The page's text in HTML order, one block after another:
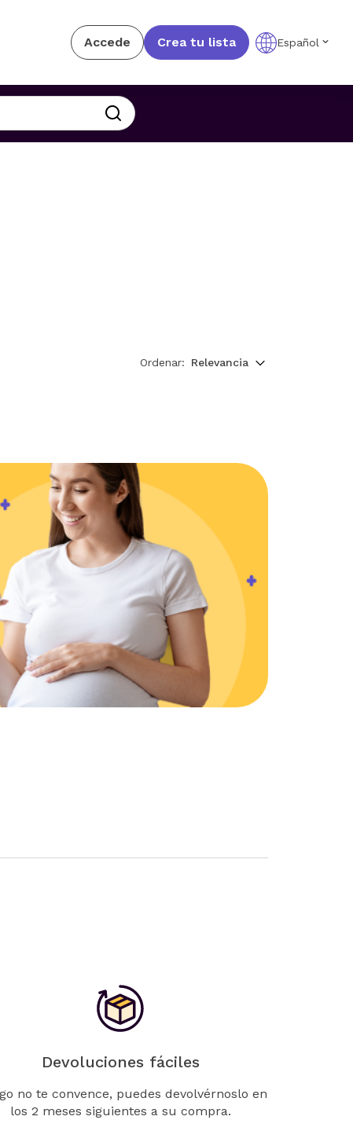
Accede Crea tu lista Español
Ordenar: Relevancia
Devoluciones fáciles
no te convence, puedes devolvérnoslo en
los 2 meses siguientes a su compra.